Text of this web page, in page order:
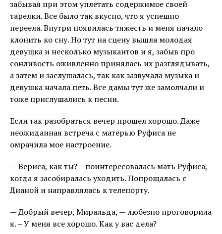
забывая при этом уплетать содержимое своей
тарелки. Все было так вкусно, что я успешно
переела. Внутри появилась тяжесть и меня начало
клонить ко сну. Но тут на сцену вышла молодая
девушка и несколько музыкантов и я, забыв про
сонливость оживленно принялась их разглядывать,
а затем и заслушалась, так как зазвучала музыка и
девушка начала петь. Все дамы тут же замолчали и
тоже прислушались к песни.
Если так разобраться вечер прошел хорошо. Даже
неожиданная встреча с матерью Руфиса не
омрачила мое настроение.
— Вериса, как ты? – поинтересовалась мать Руфиса,
когда я засобиралась уходить. Попрощалась с
Дианой и направлялась к телепорту.
— Добрый вечер, Миральда, — любезно проговорила
я. – У меня все хорошо. Как у вас дела?